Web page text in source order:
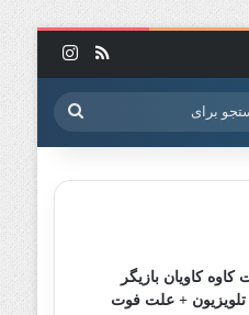
خوراک
جستجو
برای
کاویان بازیگر
تلویزیون + علت فوت